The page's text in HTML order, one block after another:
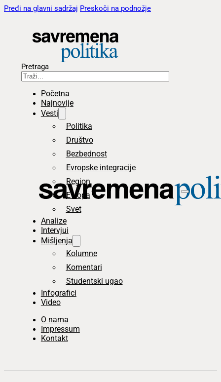
Pređi na glavni sadržaj Preskoči na podnožje
Pretraga
Početna
Najnovije
Vesti
Politika
Društvo
Bezbednost
Evropske integracije
Region
Evropa
Svet
Analize
Intervjui
Mišljenja
Kolumne
Komentari
Studentski ugao
Infografici
Video
O nama
Impressum
Kontakt